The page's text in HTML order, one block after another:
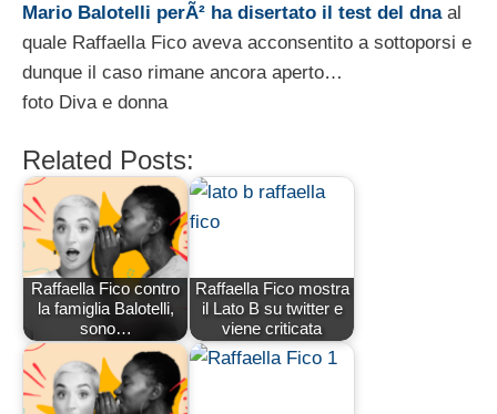
Mario Balotelli perÃ² ha disertato il test del dna al
quale Raffaella Fico aveva acconsentito a sottoporsi e
dunque il caso rimane ancora aperto…
foto Diva e donna
Related Posts:
Raffaella Fico contro
la famiglia Balotelli,
sono…
Raffaella Fico mostra
il Lato B su twitter e
viene criticata